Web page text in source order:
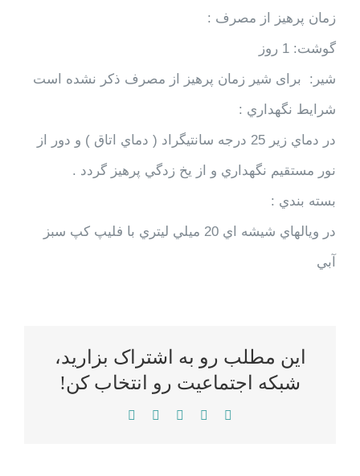
زمان پرهيز از مصرف :
گوشت: 1 روز
شير: برای شیر زمان پرهیز از مصرف ذكر نشده است
شرايط نگهداري :
در دماي زير 25 درجه سانتيگراد ( دماي اتاق ) و دور از
نور مستقيم نگهداري و از يخ زدگي پرهيز گردد .
بسته بندي :
در ويالهاي شيشه اي 20 ميلي ليتري با فليپ كپ سبز
آبي
این مطلب رو به اشتراک بزارید،
شبکه اجتماعیت رو انتخاب کن!
Facebook
Twitter
Reddit
LinkedIn